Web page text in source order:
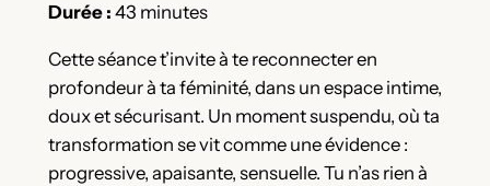
Durée : 43 minutes
Cette séance t’invite à te reconnecter en
profondeur à ta féminité, dans un espace intime,
doux et sécurisant. Un moment suspendu, où ta
transformation se vit comme une évidence :
progressive, apaisante, sensuelle. Tu n’as rien à